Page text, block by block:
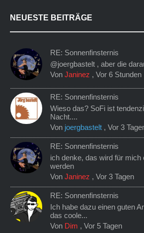
NEUESTE BEITRÄGE
RE: Sonnenfinsternis
@joergbastelt , aber die
VonJaninez ,Vor 6 Stunden
RE: Sonnenfinsternis
Wieso das? SoFi ist
Nacht....
Von joergbastelt ,Vor 3
RE: Sonnenfinsternis
ich denke, das wird für mich
werden
VonJaninez ,Vor 3 Tagen
RE: Sonnenfinsternis
Ich habe dazu einen guten
das coole...
Von Dim ,Vor 5 Tagen